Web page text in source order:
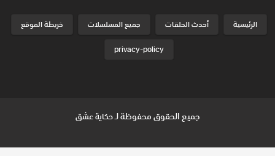
الرئيسية أحدث الحلقات جميع المسلسلات
خريطة الموقع
privacy-policy
جميع الحقوق محفوظة لـحكاية عشق